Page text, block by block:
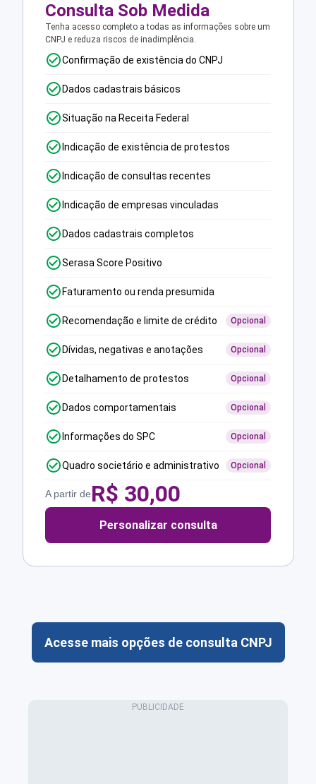
Consulta Sob Medida
Tenha acesso completo a todas as informações sobre um
CNPJ e reduza riscos de inadimplência.
Confirmação de existência do CNPJ
Dados cadastrais básicos
Situação na Receita Federal
Indicação de existência de protestos
Indicação de consultas recentes
Indicação de empresas vinculadas
Dados cadastrais completos
Serasa Score Positivo
Faturamento ou renda presumida
Recomendação e limite de crédito Opcional
Dívidas, negativas e anotações Opcional
Detalhamento de protestos Opcional
Dados comportamentais Opcional
Informações do SPC Opcional
Quadro societário e administrativo Opcional
A partir deR$ 30,00
Personalizar consulta
Acesse mais opções de consulta CNPJ